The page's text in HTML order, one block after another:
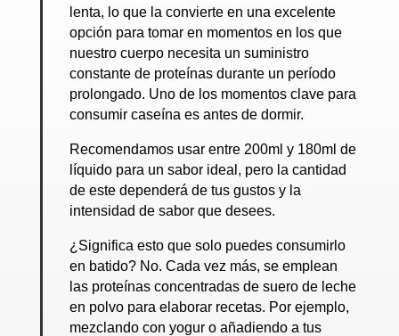
lenta, lo que la convierte en una excelente
opción para tomar en momentos en los que
nuestro cuerpo necesita un suministro
constante de proteínas durante un período
prolongado. Uno de los momentos clave para
consumir caseína es antes de dormir.
Recomendamos usar entre 200ml y 180ml de
líquido para un sabor ideal, pero la cantidad
de este dependerá de tus gustos y la
intensidad de sabor que desees.
¿Significa esto que solo puedes consumirlo
en batido? No. Cada vez más, se emplean
las proteínas concentradas de suero de leche
en polvo para elaborar recetas. Por ejemplo,
mezclando con yogur o añadiendo a tus